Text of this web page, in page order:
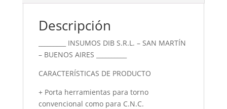
Descripción
_________ INSUMOS DIB S.R.L. – SAN MARTÍN
– BUENOS AIRES __________
CARACTERÍSTICAS DE PRODUCTO
+ Porta herramientas para torno
convencional como para C.N.C.